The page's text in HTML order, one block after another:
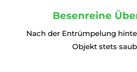
Besenreine
Nach der Entrümpelung
Objekt stets